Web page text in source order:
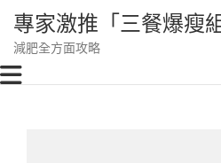
content
專家激推「三餐爆瘦
減肥全方面攻略